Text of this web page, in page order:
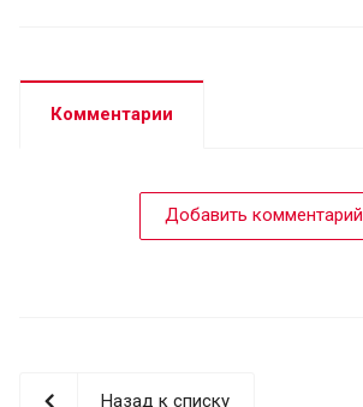
Комментарии
Добавить комментарий
Назад к списку